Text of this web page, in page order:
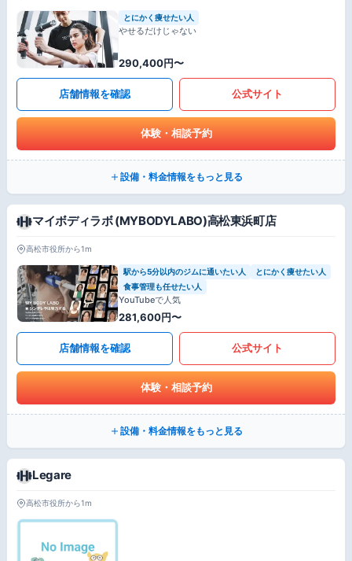
とにかく痩せたい人
やせるだけじゃない
290,400円〜
店舗情報を確認 公式サイト
体験・相談予約
設備・料金情報をもっと見る
マイボディラボ (MYBODYLABO)高松東浜町店
高松市役所から1m
駅から5分以内のジムに通いたい人
とにかく痩せたい人
食事管理も任せたい人
YouTubeで人気
281,600円〜
店舗情報を確認 公式サイト
体験・相談予約
設備・料金情報をもっと見る
Legare
高松市役所から1m